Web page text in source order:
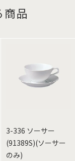
品
3-336 ソーサー
(91389S)(ソーサー
のみ)